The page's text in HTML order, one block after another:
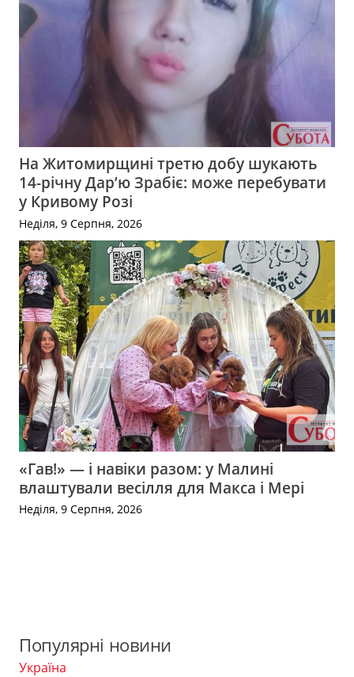
На Житомирщині третю добу шукають
14-річну Дар’ю Зрабіє: може перебувати
у Кривому Розі
Неділя, 9 Серпня, 2026
«Гав!» — і навіки разом: у Малині
влаштували весілля для Макса і Мері
Неділя, 9 Серпня, 2026
Популярні новини
Україна